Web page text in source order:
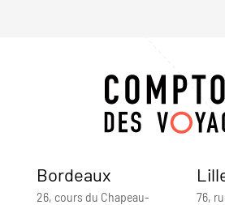
Bordeaux
26, cours du Chapeau-
76,